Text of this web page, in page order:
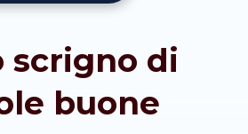
scrigno di
buone